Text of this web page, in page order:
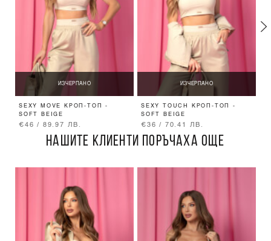
ИЗЧЕРПАНО
SEXY MOVE КРОП-ТОП -
SOFT BEIGE
€46 / 89.97 ЛВ.
ИЗЧЕРПАНО
SEXY TOUCH КРОП-ТОП -
SOFT BEIGE
€36 / 70.41 ЛВ.
НАШИТЕ КЛИЕНТИ ПОРЪЧАХА ОЩЕ